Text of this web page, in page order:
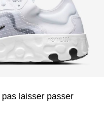
pas laisser passer